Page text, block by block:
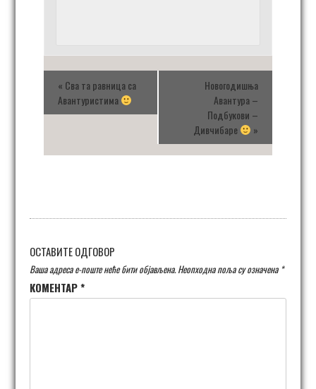
« Сва та равница са
Авантуристима
Новогодишња
Авантура –
Подбукови –
Дивчибаре
»
ОСТАВИТЕ ОДГОВОР
Ваша адреса е-поште неће бити објављена.Неопходна поља су означена *
КОМЕНТАР*